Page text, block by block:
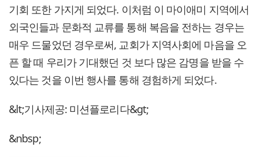
기회 또한 가지게 되었다. 이처럼 이 마이애미 지역에서
외국인들과 문화적 교류를 통해 복음을 전하는 경우는
매우 드물었던 경우로써, 교회가 지역사회에 마음을 오
픈 할 때 우리가 기대했던 것 보다 많은 감명을 받을 수
있다는 것을 이번 행사를 통해 경험하게 되었다.
&lt;기사제공: 미션플로리다&gt;
&nbsp;